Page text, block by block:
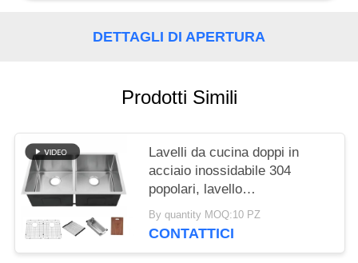
DETTAGLI DI APERTURA
Prodotti Simili
Lavelli da cucina doppi in
acciaio inossidabile 304
popolari, lavello
multifunzionale con accessori
By quantity MOQ:10 PZ
CONTATTICI